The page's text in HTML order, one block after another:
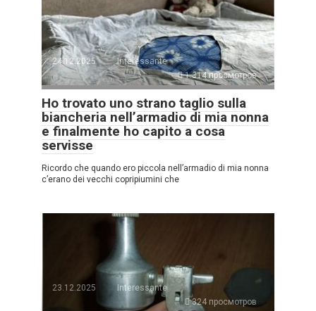
24.12.2025
Interessante
1.314 просмотров
Ho trovato uno strano taglio sulla
biancheria nell’armadio di mia nonna
e finalmente ho capito a cosa
servisse
Ricordo che quando ero piccola nell’armadio di mia nonna
c’erano dei vecchi copripiumini che
23.12.2025
Interessante
324 просмотров